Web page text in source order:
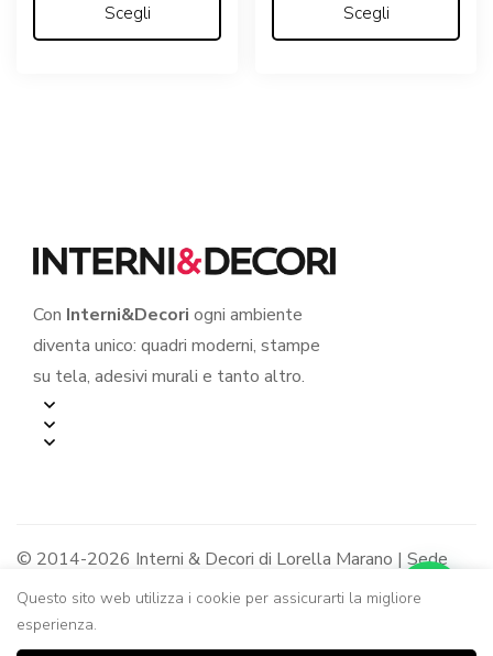
– Stampa su tela
Scegli Scegli
Con Interni&Decori ogni ambiente
diventa unico: quadri moderni, stampe
su tela, adesivi murali e tanto altro.
© 2014-2026 Interni & Decori di Lorella Marano | Sede
legale: Via R. Jemma 12/B - 84091 Battipaglia (SA) |
P.IVA: 05319240650 - R.E.A. SA-436963
Questo sito web utilizza i cookie per assicurarti la migliore
esperienza.